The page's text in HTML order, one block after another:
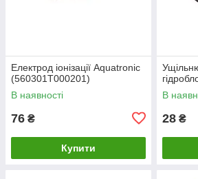
Електрод іонізації Aquatronic
(560301T000201)
В наявності
76 ₴
Купити
В
28 ₴